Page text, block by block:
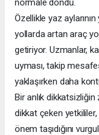
normale döndü.
Özellikle yaz
yollarda artan araç
getiriyor. Uzmanlar,
uyması, takip
yaklaşırken daha
Bir anlık
dikkat çeken yetkililer,
önem taşıdığını